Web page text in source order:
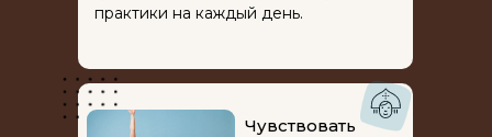
практики на каждый день.
Чувствовать